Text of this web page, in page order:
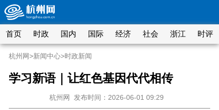
首页 时政 国内 国际 经济 社会 浙江 时评
杭州网>新闻中心>时政新闻
学习新语｜让红色基因代代相传
杭州网 发布时间：2026-06-01 09:29